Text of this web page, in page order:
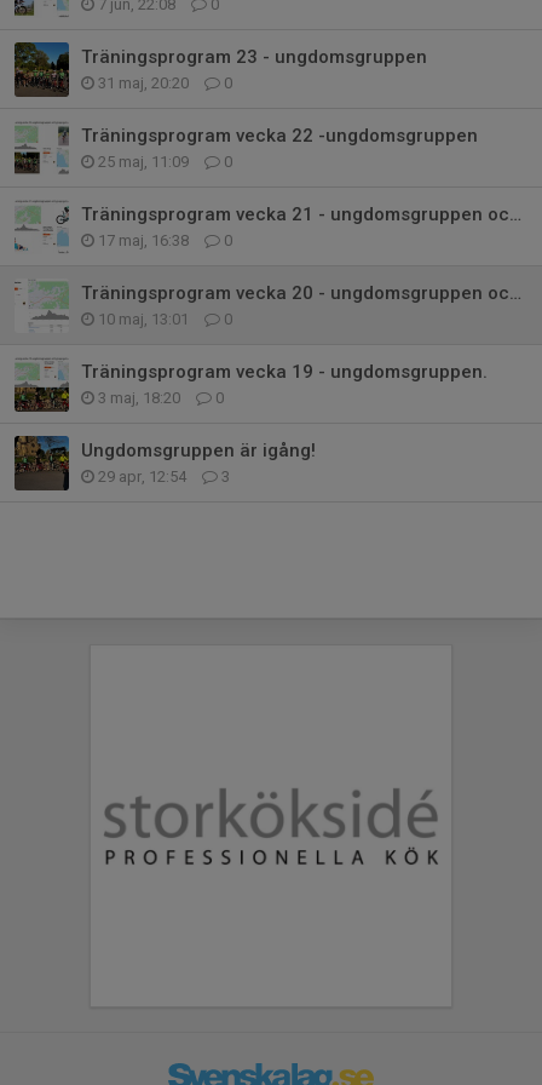
7 jun, 22:08 0
Träningsprogram 23 - ungdomsgruppen
31 maj, 20:20 0
Träningsprogram vecka 22 -ungdomsgruppen
25 maj, 11:09 0
Träningsprogram vecka 21 - ungdomsgruppen och grupp gul (D)
17 maj, 16:38 0
Träningsprogram vecka 20 - ungdomsgruppen och Grupp gul (D)
10 maj, 13:01 0
Träningsprogram vecka 19 - ungdomsgruppen.
3 maj, 18:20 0
Ungdomsgruppen är igång!
29 apr, 12:54 3